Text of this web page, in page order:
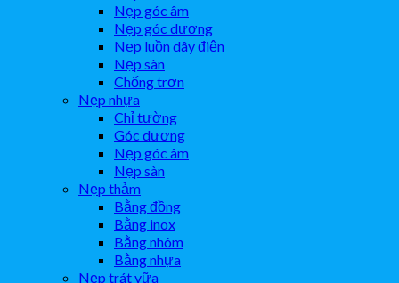
Nẹp góc âm
Nẹp góc dương
Nẹp luồn dây điện
Nẹp sàn
Chống trơn
Nẹp nhựa
Chỉ tường
Góc dương
Nẹp góc âm
Nẹp sàn
Nẹp thảm
Bằng đồng
Bằng inox
Bằng nhôm
Bằng nhựa
Nẹp trát vữa